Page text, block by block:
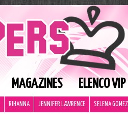
MAGAZINES ELENCO VIP
RIHANNA JENNIFER LAWRENCE SELENA GOMEZ